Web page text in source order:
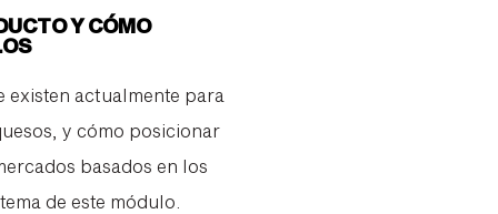
Y CÓMO
existen actualmente para
y cómo posicionar
basados en los
de este módulo.